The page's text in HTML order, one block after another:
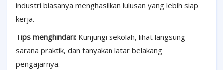
industri biasanya menghasilkan lulusan yang lebih siap
kerja.
Tips menghindari: Kunjungi sekolah, lihat langsung
sarana praktik, dan tanyakan latar belakang
pengajarnya.